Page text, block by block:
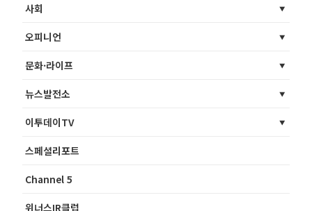
사회
오피니언
문화·라이프
뉴스발전소
이투데이TV
스페셜리포트
Channel 5
위너스IR클럽